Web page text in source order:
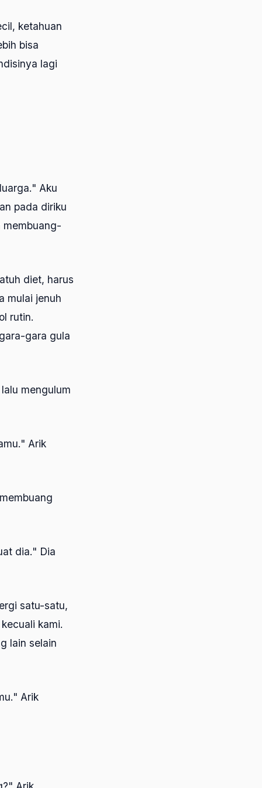
ketahuan
bisa
lagi
Aku
pada diriku
membuang-
diet, harus
mulai jenuh
rutin.
gara gula
mengulum
Arik
dia." Dia
satu-satu,
kami.
lain selain
Arik